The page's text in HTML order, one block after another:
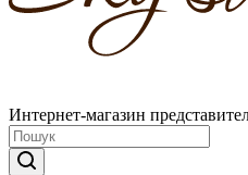
Интернет-магазин